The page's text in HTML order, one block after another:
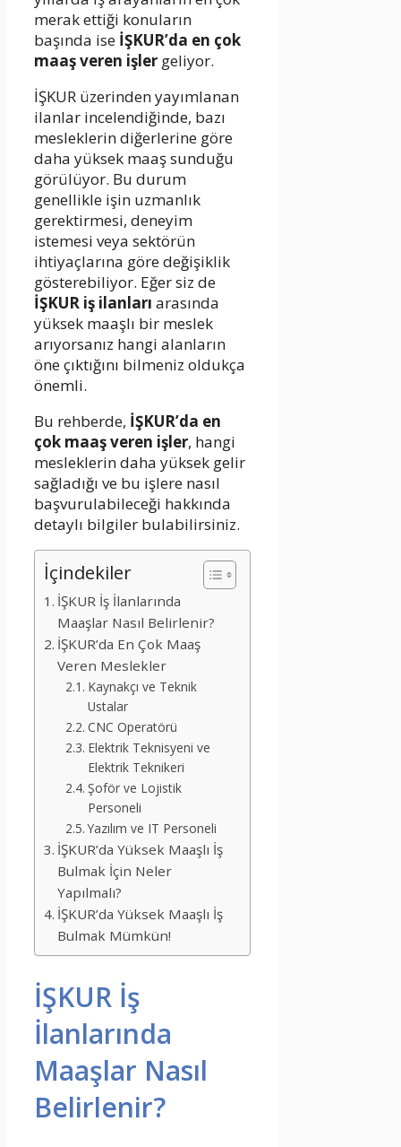
merak ettiği konuların
başında ise İŞKUR’da en çok
maaş veren işler geliyor.
İŞKUR üzerinden yayımlanan
ilanlar incelendiğinde, bazı
mesleklerin diğerlerine göre
daha yüksek maaş sunduğu
görülüyor. Bu durum
genellikle işin uzmanlık
gerektirmesi, deneyim
istemesi veya sektörün
ihtiyaçlarına göre değişiklik
gösterebiliyor. Eğer siz de
İŞKUR iş ilanları arasında
yüksek maaşlı bir meslek
arıyorsanız hangi alanların
öne çıktığını bilmeniz oldukça
önemli.
Bu rehberde, İŞKUR’da en
çok maaş veren işler, hangi
mesleklerin daha yüksek gelir
sağladığı ve bu işlere nasıl
başvurulabileceği hakkında
detaylı bilgiler bulabilirsiniz.
İçindekiler
İŞKUR İş İlanlarında
Maaşlar Nasıl Belirlenir?
İŞKUR’da En Çok Maaş
Veren Meslekler
Kaynakçı ve Teknik
Ustalar
CNC Operatörü
Elektrik Teknisyeni ve
Elektrik Teknikeri
Şoför ve Lojistik
Personeli
Yazılım ve IT Personeli
İŞKUR’da Yüksek Maaşlı İş
Bulmak İçin Neler
Yapılmalı?
İŞKUR’da Yüksek Maaşlı İş
Bulmak Mümkün!
İŞKUR İş
İlanlarında
Maaşlar Nasıl
Belirlenir?